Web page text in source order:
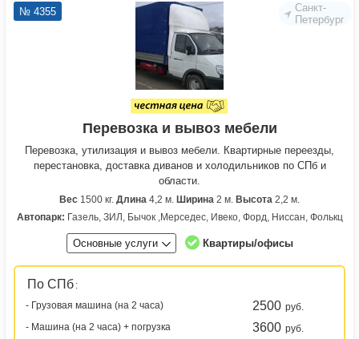
Санкт-
Петербург
№ 4355
Перевозка и вывоз мебели
Перевозка, утилизация и вывоз мебели. Квартирные переезды,
перестановка, доставка диванов и холодильников по СПб и
области.
Вес 1500 кг. Длина 4,2 м. Ширина 2 м. Высота 2,2 м.
Автопарк: Газель, ЗИЛ, Бычок ,Мерседес, Ивеко, Форд, Ниссан, Фолькц
Основные услуги Квартиры/офисы
По СПб :
- Грузовая машина (на 2 часа)
2500 руб.
- Машина (на 2 часа) + погрузка
3600 руб.